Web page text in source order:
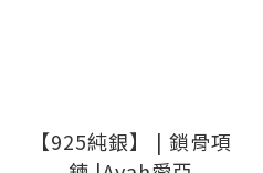
【925純銀】 | 鎖骨項